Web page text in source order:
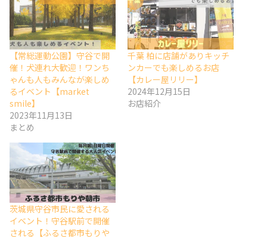
【常総運動公園】守谷で開
催！犬連れ大歓迎！ワンち
ゃんも人もみんなが楽しめ
るイベント【market
smile】
2023年11月13日
まとめ
千葉 柏に店舗がありキッチ
ンカーでも楽しめるお店
【カレー屋リリー】
2024年12月15日
お店紹介
茨城県守谷市民に愛される
イベント！守谷駅前で開催
される【ふるさ都市もりや